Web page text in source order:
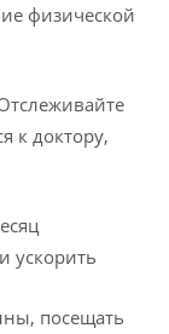
физической
к доктору,
ускорить
посещать